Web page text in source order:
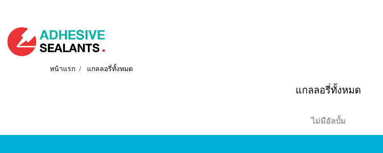
หน้าแรก แกลลอรี่ทั้งหมด
แกลลอรี่ทั้งหมด
ไม่มีอัลบั้ม